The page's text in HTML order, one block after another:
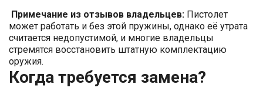
Примечание из отзывов владельцев: Пистолет
может работать и без этой пружины, однако её утрата
считается недопустимой, и многие владельцы
стремятся восстановить штатную комплектацию
оружия.
Когда требуется замена?